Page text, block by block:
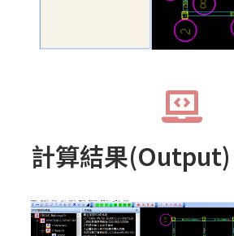
計算結果(Output)